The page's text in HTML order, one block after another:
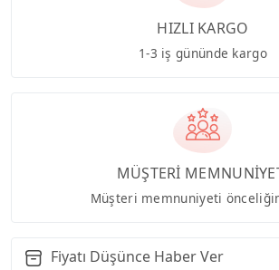
HIZLI KARGO
1-3 iş gününde kargo
MÜŞTERİ
Müşteri memnuniyeti
Fiyatı Düşünce Haber Ver